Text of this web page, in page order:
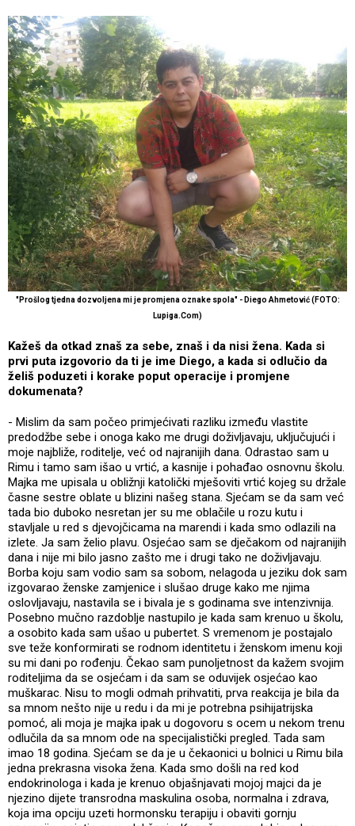
"Prošlog tjedna dozvoljena mi je promjena oznake spola" - Diego Ahmetović (FOTO:
Lupiga.Com)
Kažeš da otkad znaš za sebe, znaš i da nisi žena. Kada si
prvi puta izgovorio da ti je ime Diego, a kada si odlučio da
želiš poduzeti i korake poput operacije i promjene
dokumenata?
- Mislim da sam počeo primjećivati razliku između vlastite
predodžbe sebe i onoga kako me drugi doživljavaju, uključujući i
moje najbliže, roditelje, već od najranijih dana. Odrastao sam u
Rimu i tamo sam išao u vrtić, a kasnije i pohađao osnovnu školu.
Majka me upisala u obližnji katolički mješoviti vrtić kojeg su držale
časne sestre oblate u blizini našeg stana. Sjećam se da sam već
tada bio duboko nesretan jer su me oblačile u rozu kutu i
stavljale u red s djevojčicama na marendi i kada smo odlazili na
izlete. Ja sam želio plavu. Osjećao sam se dječakom od najranijih
dana i nije mi bilo jasno zašto me i drugi tako ne doživljavaju.
Borba koju sam vodio sam sa sobom, nelagoda u jeziku dok sam
izgovarao ženske zamjenice i slušao druge kako me njima
oslovljavaju, nastavila se i bivala je s godinama sve intenzivnija.
Posebno mučno razdoblje nastupilo je kada sam krenuo u školu,
a osobito kada sam ušao u pubertet. S vremenom je postajalo
sve teže konformirati se rodnom identitetu i ženskom imenu koji
su mi dani po rođenju. Čekao sam punoljetnost da kažem svojim
roditeljima da se osjećam i da sam se oduvijek osjećao kao
muškarac. Nisu to mogli odmah prihvatiti, prva reakcija je bila da
sa mnom nešto nije u redu i da mi je potrebna psihijatrijska
pomoć, ali moja je majka ipak u dogovoru s ocem u nekom trenu
odlučila da sa mnom ode na specijalistički pregled. Tada sam
imao 18 godina. Sjećam se da je u čekaonici u bolnici u Rimu bila
jedna prekrasna visoka žena. Kada smo došli na red kod
endokrinologa i kada je krenuo objašnjavati mojoj majci da je
njezino dijete transrodna maskulina osoba, normalna i zdrava,
koja ima opciju uzeti hormonsku terapiju i obaviti gornju